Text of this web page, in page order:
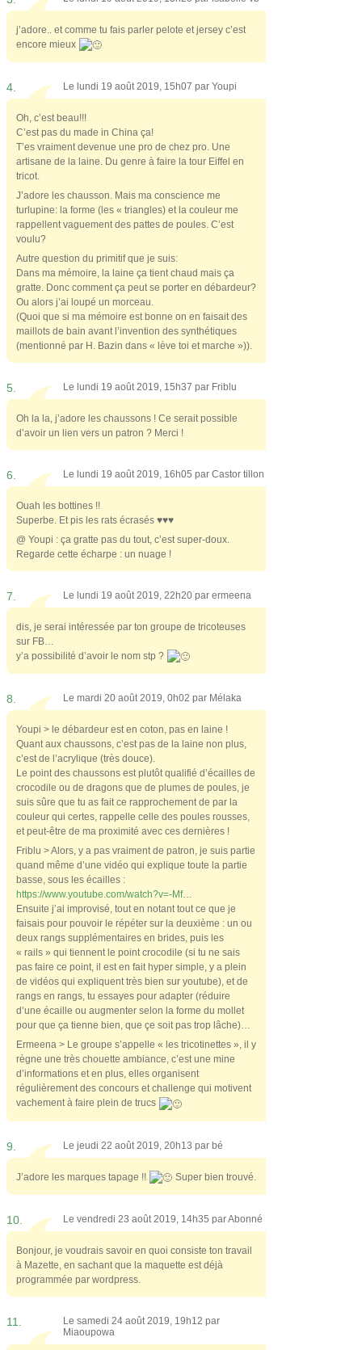
j’adore.. et comme tu fais parler pelote et jersey c’est
encore mieux
4. Le lundi 19 août 2019, 15h07 par Youpi
Oh, c’est beau!!!
C’est pas du made in China ça!
T’es vraiment devenue une pro de chez pro. Une
artisane de la laine. Du genre à faire la tour Eiffel en
tricot.
J’adore les chausson. Mais ma conscience me
turlupine: la forme (les « triangles) et la couleur me
rappellent vaguement des pattes de poules. C’est
voulu?
Autre question du primitif que je suis:
Dans ma mémoire, la laine ça tient chaud mais ça
gratte. Donc comment ça peut se porter en débardeur?
Ou alors j’ai loupé un morceau.
(Quoi que si ma mémoire est bonne on en faisait des
maillots de bain avant l’invention des synthétiques
(mentionné par H. Bazin dans « lève toi et marche »)).
5. Le lundi 19 août 2019, 15h37 par Friblu
Oh la la, j’adore les chaussons ! Ce serait possible
d’avoir un lien vers un patron ? Merci !
6. Le lundi 19 août 2019, 16h05 par Castor tillon
Ouah les bottines !!
Superbe. Et pis les rats écrasés ♥♥♥
@ Youpi : ça gratte pas du tout, c’est super-doux.
Regarde cette écharpe : un nuage !
7. Le lundi 19 août 2019, 22h20 par ermeena
dis, je serai intéressée par ton groupe de tricoteuses
sur FB…
y’a possibilité d’avoir le nom stp ?
8. Le mardi 20 août 2019, 0h02 par Mélaka
Youpi > le débardeur est en coton, pas en laine !
Quant aux chaussons, c’est pas de la laine non plus,
c’est de l’acrylique (très douce).
Le point des chaussons est plutôt qualifié d’écailles de
crocodile ou de dragons que de plumes de poules, je
suis sûre que tu as fait ce rapprochement de par la
couleur qui certes, rappelle celle des poules rousses,
et peut-être de ma proximité avec ces dernières !
Friblu > Alors, y a pas vraiment de patron, je suis partie
quand même d’une vidéo qui explique toute la partie
basse, sous les écailles :
https://www.youtube.com/watch?v=-Mf…
Ensuite j’ai improvisé, tout en notant tout ce que je
faisais pour pouvoir le répéter sur la deuxième : un ou
deux rangs supplémentaires en brides, puis les
« rails » qui tiennent le point crocodile (si tu ne sais
pas faire ce point, il est en fait hyper simple, y a plein
de vidéos qui expliquent très bien sur youtube), et de
rangs en rangs, tu essayes pour adapter (réduire
d’une écaille ou augmenter selon la forme du mollet
pour que ça tienne bien, que çe soit pas trop lâche)…
Ermeena > Le groupe s’appelle « les tricotinettes », il y
règne une très chouette ambiance, c’est une mine
d’informations et en plus, elles organisent
régulièrement des concours et challenge qui motivent
vachement à faire plein de trucs
9. Le jeudi 22 août 2019, 20h13 par bé
J’adore les marques tapage !! Super bien trouvé.
10. Le vendredi 23 août 2019, 14h35 parAbonné
Bonjour, je voudrais savoir en quoi consiste ton travail
à Mazette, en sachant que la maquette est déjà
programmée par wordpress.
11.
Le samedi 24 août 2019, 19h12 par
Miaoupowa